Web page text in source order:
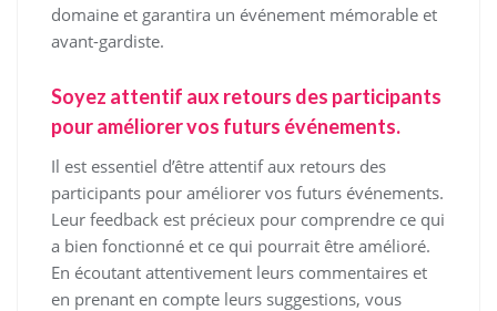
domaine et garantira un événement mémorable et
avant-gardiste.
Soyez attentif aux retours des participants
pour améliorer vos futurs événements.
Il est essentiel d’être attentif aux retours des
participants pour améliorer vos futurs événements.
Leur feedback est précieux pour comprendre ce qui
a bien fonctionné et ce qui pourrait être amélioré.
En écoutant attentivement leurs commentaires et
en prenant en compte leurs suggestions, vous